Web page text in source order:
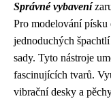
Správné vybavení
Pro modelování písku
jednoduchých
sady. Tyto nástroje
fascinujících tvarů.
vibrační desky a